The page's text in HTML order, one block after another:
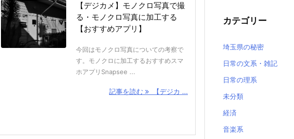
【デジカメ】モノクロ写真で撮
る・モノクロ写真に加工する
【おすすめアプリ】
今回はモノクロ写真についての考察で
す。モノクロに加工するおすすめスマ
ホアプリSnapsee ...
記事を読む 【デジカ ...
カテゴリー
埼玉県の秘密
日常の文系・雑記
日常の理系
未分類
経済
音楽系